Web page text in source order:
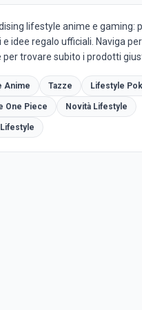
lifestyle anime e gaming:
e idee regalo ufficiali. Naviga
trovare subito i prodotti
Anime Tazze Lifestyle
One Piece Novità Lifestyle